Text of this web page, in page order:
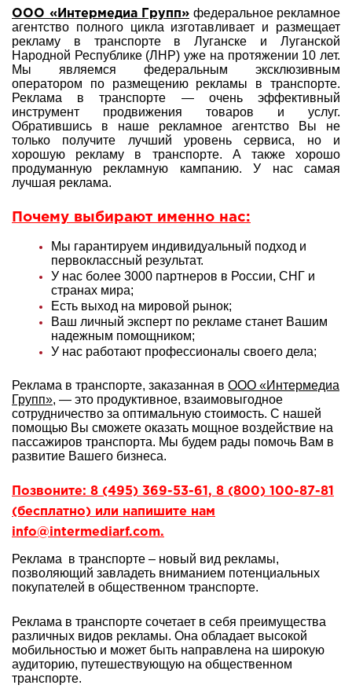
ООО «Интермедиа Групп» федеральное рекламное
агентство полного цикла изготавливает и размещает
рекламу в транспорте в Луганске и Луганской
Народной Республике (ЛНР) уже на протяжении 10 лет.
Мы являемся федеральным эксклюзивным
оператором по размещению рекламы в транспорте.
Реклама в транспорте — очень эффективный
инструмент продвижения товаров и услуг.
Обратившись в наше рекламное агентство Вы не
только получите лучший уровень сервиса, но и
хорошую рекламу в транспорте. А также хорошо
продуманную рекламную кампанию. У нас самая
лучшая реклама.
Почему выбирают именно нас:
Мы гарантируем индивидуальный подход и
первоклассный результат.
У нас более 3000 партнеров в России, СНГ и
странах мира;
Есть выход на мировой рынок;
Ваш личный эксперт по рекламе станет Вашим
надежным помощником;
У нас работают профессионалы своего дела;
Реклама в транспорте, заказанная в ООО «Интермедиа
Групп», — это продуктивное, взаимовыгодное
сотрудничество за оптимальную стоимость. С нашей
помощью Вы сможете оказать мощное воздействие на
пассажиров транспорта. Мы будем рады помочь Вам в
развитие Вашего бизнеса.
Позвоните: 8 (495) 369-53-61, 8 (800) 100-87-81
(бесплатно) или напишите нам
info@intermediarf.com.
Реклама в транспорте – новый вид рекламы,
позволяющий завладеть вниманием потенциальных
покупателей в общественном транспорте.
Реклама в транспорте сочетает в себя преимущества
различных видов рекламы. Она обладает высокой
мобильностью и может быть направлена на широкую
аудиторию, путешествующую на общественном
транспорте.